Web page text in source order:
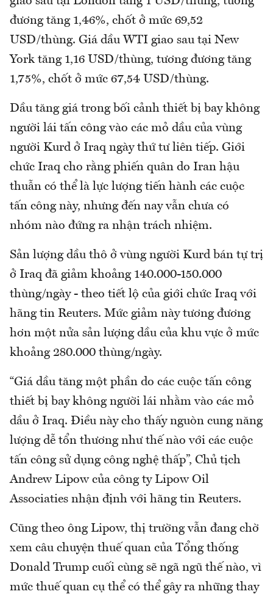
đương tăng 1,46%, chốt ở mức 69,52
USD/thùng. Giá dầu WTI giao sau tại New
York tăng 1,16 USD/thùng, tương đương tăng
1,75%, chốt ở mức 67,54 USD/thùng.
Dầu tăng giá trong bối cảnh thiết bị bay không
người lái tấn công vào các mỏ dầu của vùng
người Kurd ở Iraq ngày thứ tư liên tiếp. Giới
chức Iraq cho rằng phiến quân do Iran hậu
thuẫn có thể là lực lượng tiến hành các cuộc
tấn công này, nhưng đến nay vẫn chưa có
nhóm nào đứng ra nhận trách nhiệm.
Sản lượng dầu thô ở vùng người Kurd bán tự trị
ở Iraq đã giảm khoảng 140.000-150.000
thùng/ngày - theo tiết lộ của giới chức Iraq với
hãng tin Reuters. Mức giảm này tương đương
hơn một nửa sản lượng dầu của khu vực ở mức
khoảng 280.000 thùng/ngày.
“Giá dầu tăng một phần do các cuộc tấn công
thiết bị bay không người lái nhằm vào các mỏ
dầu ở Iraq. Điều này cho thấy nguòn cung năng
lượng dễ tổn thương như thế nào với các cuộc
tấn công sử dụng công nghệ thấp”, Chủ tịch
Andrew Lipow của công ty Lipow Oil
Associaties nhận định với hãng tin Reuters.
Cũng theo ông Lipow, thị trường vẫn đang chờ
xem câu chuyện thuế quan của Tổng thống
Donald Trump cuối cùng sẽ ngã ngũ thế nào, vì
mức thuế quan cụ thể có thể gây ra những thay